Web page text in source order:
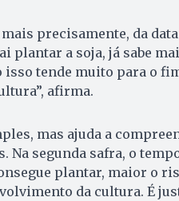
precisamente, da
plantar a soja, já sabe
isso tende muito para o
afirma.
mas ajuda a
Na segunda safra, o
plantar, maior o
da cultura. É